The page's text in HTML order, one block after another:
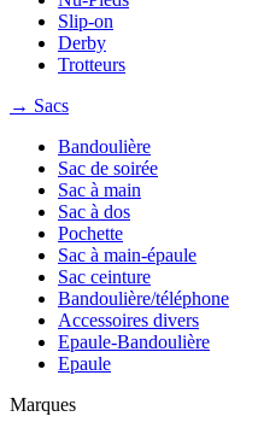
Slip-on
Derby
Trotteurs
→ Sacs
Bandoulière
Sac de soirée
Sac à main
Sac à dos
Pochette
Sac à main-épaule
Sac ceinture
Bandoulière/téléphone
Accessoires divers
Epaule-Bandoulière
Epaule
Marques